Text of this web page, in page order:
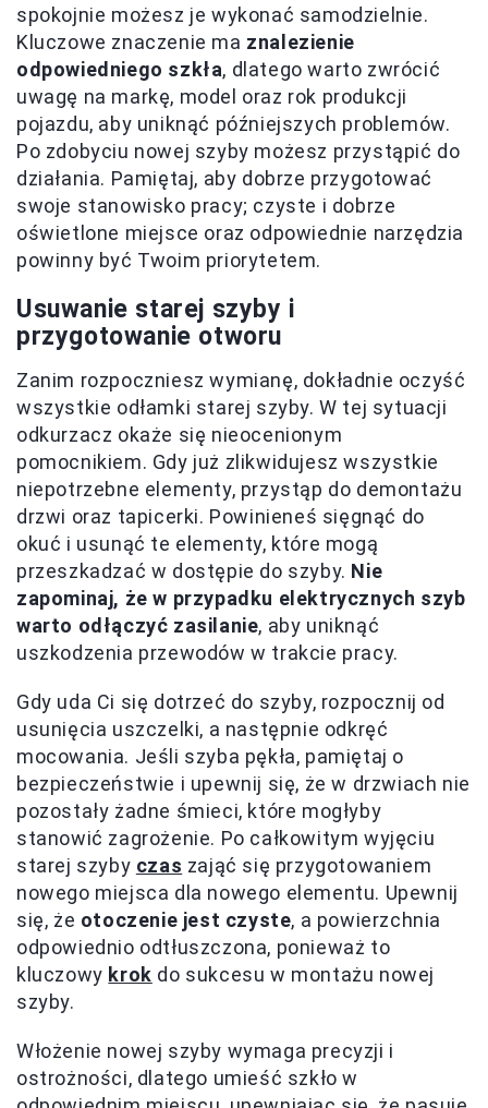
spokojnie możesz je wykonać samodzielnie.
Kluczowe znaczenie ma znalezienie
odpowiedniego szkła, dlatego warto zwrócić
uwagę na markę, model oraz rok produkcji
pojazdu, aby uniknąć późniejszych problemów.
Po zdobyciu nowej szyby możesz przystąpić do
działania. Pamiętaj, aby dobrze przygotować
swoje stanowisko pracy; czyste i dobrze
oświetlone miejsce oraz odpowiednie narzędzia
powinny być Twoim priorytetem.
Usuwanie starej szyby i
przygotowanie otworu
Zanim rozpoczniesz wymianę, dokładnie oczyść
wszystkie odłamki starej szyby. W tej sytuacji
odkurzacz okaże się nieocenionym
pomocnikiem. Gdy już zlikwidujesz wszystkie
niepotrzebne elementy, przystąp do demontażu
drzwi oraz tapicerki. Powinieneś sięgnąć do
okuć i usunąć te elementy, które mogą
przeszkadzać w dostępie do szyby. Nie
zapominaj, że w przypadku elektrycznych szyb
warto odłączyć zasilanie, aby uniknąć
uszkodzenia przewodów w trakcie pracy.
Gdy uda Ci się dotrzeć do szyby, rozpocznij od
usunięcia uszczelki, a następnie odkręć
mocowania. Jeśli szyba pękła, pamiętaj o
bezpieczeństwie i upewnij się, że w drzwiach nie
pozostały żadne śmieci, które mogłyby
stanowić zagrożenie. Po całkowitym wyjęciu
starej szyby czas zająć się przygotowaniem
nowego miejsca dla nowego elementu. Upewnij
się, że otoczenie jest czyste, a powierzchnia
odpowiednio odtłuszczona, ponieważ to
kluczowy krok do sukcesu w montażu nowej
szyby.
Włożenie nowej szyby wymaga precyzji i
ostrożności, dlatego umieść szkło w